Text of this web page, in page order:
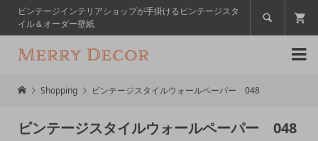
ビンテージインテリアショップが手掛けるビンテージスタ
イル＆オーダー壁紙


Shopping ビンテージスタイルウォールペーパー 048
ビンテージスタイルウォールペーパー 048